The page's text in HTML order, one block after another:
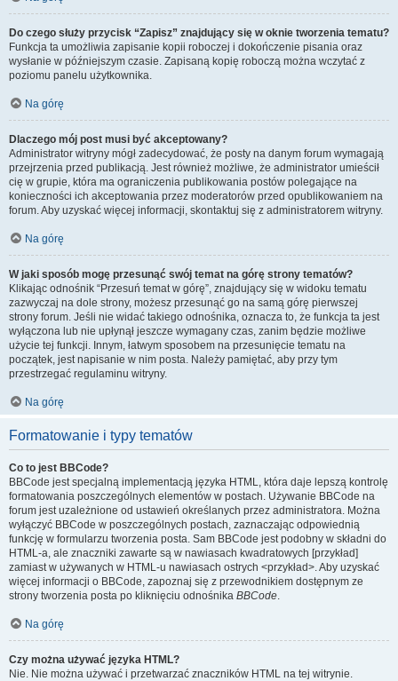
Do czego służy przycisk “Zapisz” znajdujący się w oknie tworzenia tematu?
Funkcja ta umożliwia zapisanie kopii roboczej i dokończenie pisania oraz
wysłanie w późniejszym czasie. Zapisaną kopię roboczą można wczytać z
poziomu panelu użytkownika.
Na górę
Dlaczego mój post musi być akceptowany?
Administrator witryny mógł zadecydować, że posty na danym forum wymagają
przejrzenia przed publikacją. Jest również możliwe, że administrator umieścił
cię w grupie, która ma ograniczenia publikowania postów polegające na
konieczności ich akceptowania przez moderatorów przed opublikowaniem na
forum. Aby uzyskać więcej informacji, skontaktuj się z administratorem witryny.
Na górę
W jaki sposób mogę przesunąć swój temat na górę strony tematów?
Klikając odnośnik “Przesuń temat w górę”, znajdujący się w widoku tematu
zazwyczaj na dole strony, możesz przesunąć go na samą górę pierwszej
strony forum. Jeśli nie widać takiego odnośnika, oznacza to, że funkcja ta jest
wyłączona lub nie upłynął jeszcze wymagany czas, zanim będzie możliwe
użycie tej funkcji. Innym, łatwym sposobem na przesunięcie tematu na
początek, jest napisanie w nim posta. Należy pamiętać, aby przy tym
przestrzegać regulaminu witryny.
Na górę
Formatowanie i typy tematów
Co to jest BBCode?
BBCode jest specjalną implementacją języka HTML, która daje lepszą kontrolę
formatowania poszczególnych elementów w postach. Używanie BBCode na
forum jest uzależnione od ustawień określanych przez administratora. Można
wyłączyć BBCode w poszczególnych postach, zaznaczając odpowiednią
funkcję w formularzu tworzenia posta. Sam BBCode jest podobny w składni do
HTML-a, ale znaczniki zawarte są w nawiasach kwadratowych [przykład]
zamiast w używanych w HTML-u nawiasach ostrych <przykład>. Aby uzyskać
więcej informacji o BBCode, zapoznaj się z przewodnikiem dostępnym ze
strony tworzenia posta po kliknięciu odnośnika BBCode.
Na górę
Czy można używać języka HTML?
Nie. Nie można używać i przetwarzać znaczników HTML na tej witrynie.